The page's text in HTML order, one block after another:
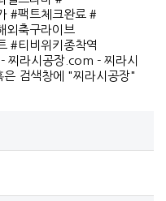
#팩트체크완료 #
외축구라이브
#티비위키종착역
라시공장.com - 찌라시
검색창에 "찌라시공장"